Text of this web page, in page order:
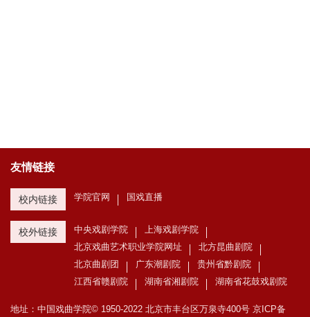
友情链接
校内链接 学院官网 国戏直播
校外链接 中央戏剧学院
上海戏剧学院
北京戏曲艺术职业学院网址
北方昆曲剧院
北京曲剧团
广东潮剧院
贵州省黔剧院
江西省赣剧院
湖南省湘剧院 湖南省花鼓戏剧院
地址：中国戏曲学院© 1950-2022 北京市丰台区万泉寺400号 京ICP备